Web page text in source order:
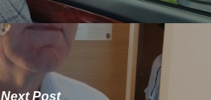
Next Post